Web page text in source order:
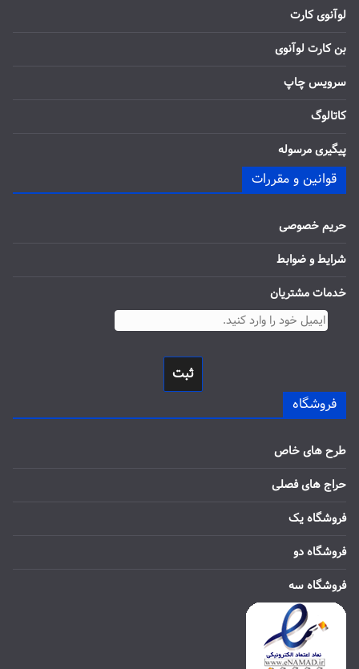
لوآنوی کارت
بن کارت لوآنوی
سرویس چاپ
کاتالوگ
پیگیری مرسوله
قوانین و مقررات
حریم خصوصی
شرایط و ضوابط
خدمات مشتریان
ثبت
فروشگاه
طرح های خاص
حراج های فصلی
فروشگاه یک
فروشگاه دو
فروشگاه سه